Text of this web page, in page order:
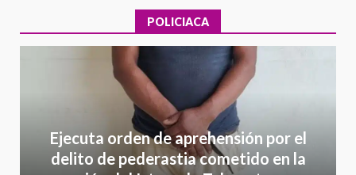
POLICIACA
Ejecuta orden de aprehensión por el
delito de pederastia cometido en la